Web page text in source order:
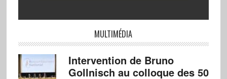
MULTIMÉDIA
Intervention de Bruno
Gollnisch au colloque des 50